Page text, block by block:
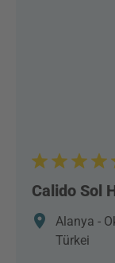
Calido Sol
Alanya -
Türkei